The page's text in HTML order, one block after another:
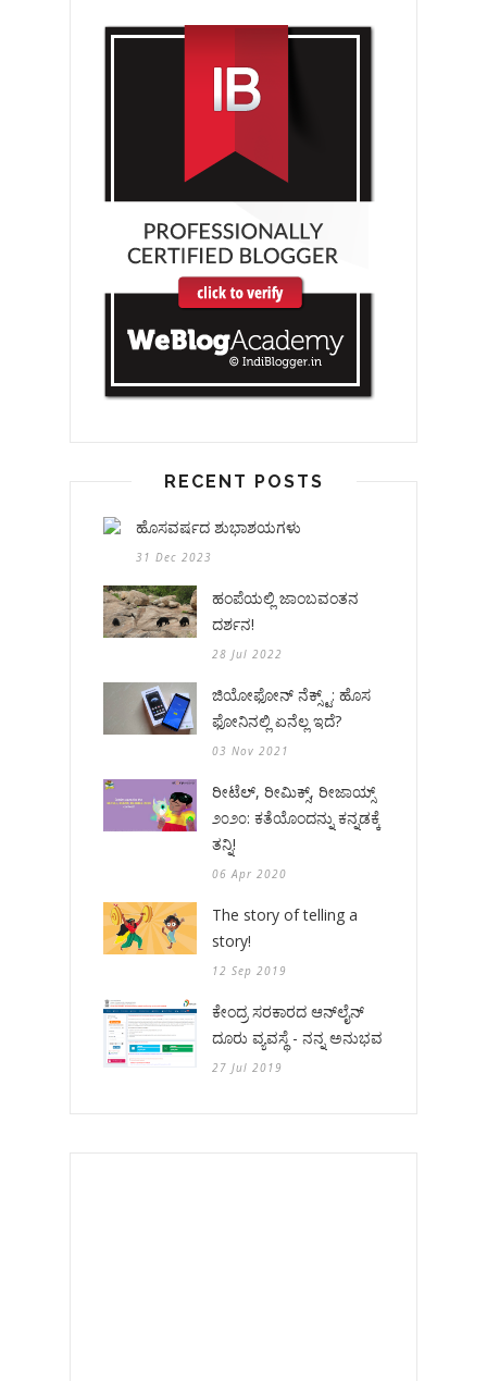
RECENT POSTS
ಹೊಸವರ್ಷದ ಶುಭಾಶಯಗಳು
31 Dec 2023
ಹಂಪೆಯಲ್ಲಿ ಜಾಂಬವಂತನ
ದರ್ಶನ!
28 Jul 2022
ಜಿಯೋಫೋನ್ ನೆಕ್ಸ್ಟ್: ಹೊಸ
ಫೋನಿನಲ್ಲಿ ಏನೆಲ್ಲ ಇದೆ?
03 Nov 2021
ರೀಟೆಲ್, ರೀಮಿಕ್ಸ್, ರೀಜಾಯ್ಸ್
೨೦೨೦: ಕತೆಯೊಂದನ್ನು ಕನ್ನಡಕ್ಕೆ
ತನ್ನಿ!
06 Apr 2020
The story of telling a
story!
12 Sep 2019
ಕೇಂದ್ರ ಸರಕಾರದ ಆನ್‌ಲೈನ್
ದೂರು ವ್ಯವಸ್ಥೆ - ನನ್ನ ಅನುಭವ
27 Jul 2019